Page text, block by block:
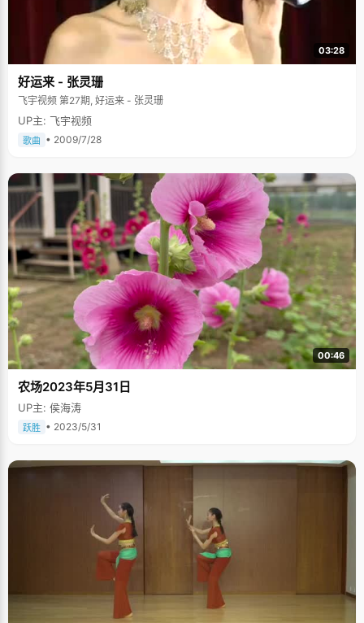
03:28
好运来 - 张灵珊
飞宇视频 第27期, 好运来 - 张灵珊
UP主: 飞宇视频
歌曲 • 2009/7/28
00:46
农场2023年5月31日
UP主: 侯海涛
跃胜 • 2023/5/31